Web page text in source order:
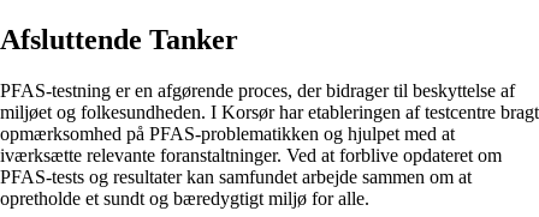
Afsluttende Tanker
PFAS-testning er en afgørende proces, der bidrager til beskyttelse af
miljøet og folkesundheden. I Korsør har etableringen af testcentre bragt
opmærksomhed på PFAS-problematikken og hjulpet med at
iværksætte relevante foranstaltninger. Ved at forblive opdateret om
PFAS-tests og resultater kan samfundet arbejde sammen om at
opretholde et sundt og bæredygtigt miljø for alle.